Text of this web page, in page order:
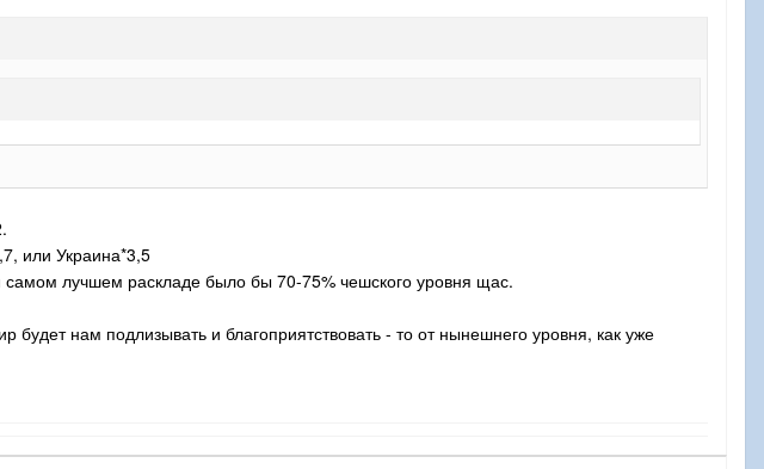
или Украина*3,5
лучшем раскладе было бы 70-75% чешского уровня щас.
нам подлизывать и благоприятствовать - то от нынешнего уровня, как уже